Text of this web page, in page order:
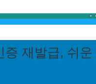
증 재발급, 쉬운